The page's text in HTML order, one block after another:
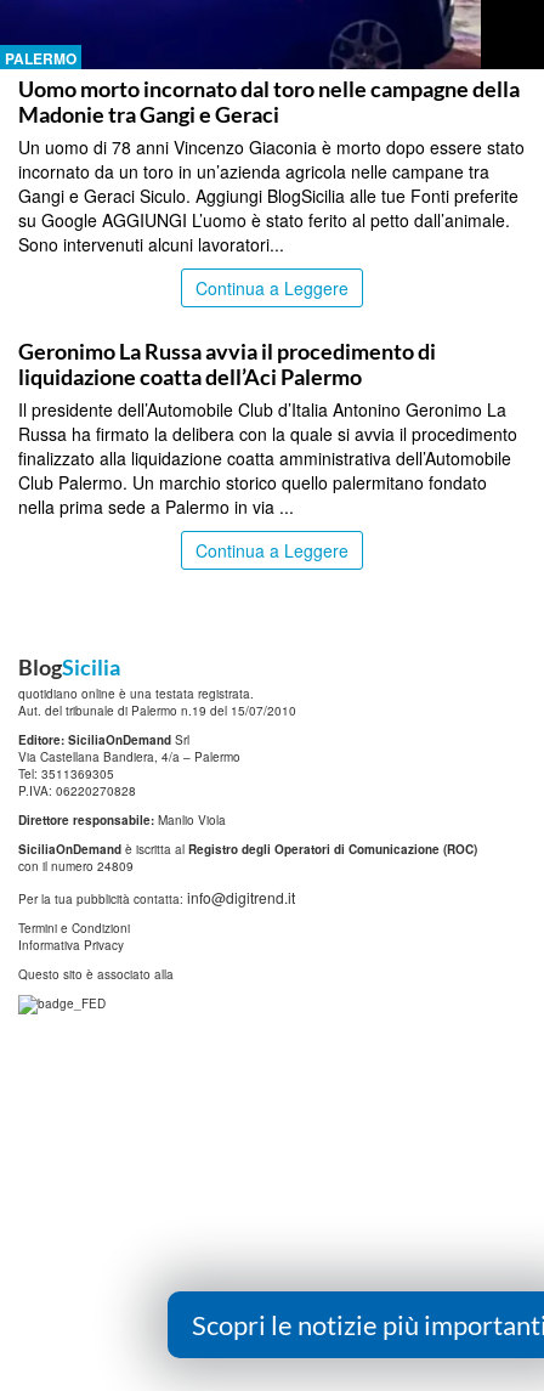
PALERMO
Uomo morto incornato dal toro nelle campagne della
Madonie tra Gangi e Geraci
Un uomo di 78 anni Vincenzo Giaconia è morto dopo essere stato
incornato da un toro in un’azienda agricola nelle campane tra
Gangi e Geraci Siculo. Aggiungi BlogSicilia alle tue Fonti preferite
su Google AGGIUNGI L’uomo è stato ferito al petto dall’animale.
Sono intervenuti alcuni lavoratori...
Continua a Leggere
Geronimo La Russa avvia il procedimento di
liquidazione coatta dell’Aci Palermo
Il presidente dell’Automobile Club d’Italia Antonino Geronimo La
Russa ha firmato la delibera con la quale si avvia il procedimento
finalizzato alla liquidazione coatta amministrativa dell’Automobile
Club Palermo. Un marchio storico quello palermitano fondato
nella prima sede a Palermo in via ...
Continua a Leggere
BlogSicilia
quotidiano online è una testata registrata.
Aut. del tribunale di Palermo n.19 del 15/07/2010
Editore: SiciliaOnDemand Srl
Via Castellana Bandiera, 4/a – Palermo
Tel: 3511369305
P.IVA: 06220270828
Direttore responsabile: Manlio Viola
SiciliaOnDemand è iscritta al Registro degli Operatori di Comunicazione (ROC)
con il numero 24809
Per la tua pubblicità contatta: info@digitrend.it
Termini e Condizioni
Informativa Privacy
Questo sito è associato alla
Scopri le notizie più